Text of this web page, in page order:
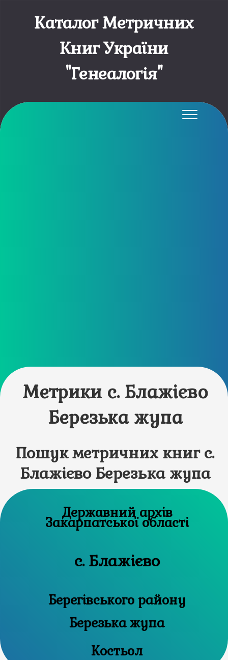
Каталог Метричних
Книг України
"Генеалогія"
Метрики с. Блажієво
Березька жупа
Пошук метричних книг с.
Блажієво Березька жупа
Державний архів
Закарпатської області
с. Блажієво
Берегівського району
Березька жупа
Костьол